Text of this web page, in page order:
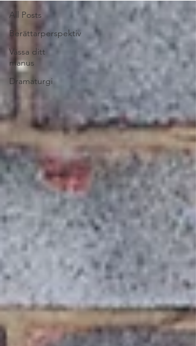
All Posts
Berättarperspektiv
Vässa ditt
manus
Dramaturgi